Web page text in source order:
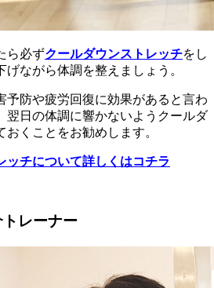
ら必ずクールダウンストレッチをし
ながら体調を整えましょう。
予防や疲労回復に効果があると言わ
翌日の体調に響かないようクールダ
くことをお勧めします。
ッチについて詳しくはコチラ
レーナー